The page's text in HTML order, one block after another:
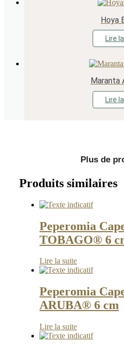
Hoya
Lire
Maranta
Lire
Plus de
Produits similaires
Peperomia
TOBAGO® 6
Lire la suite
Peperomia
ARUBA® 6 cm
Lire la suite